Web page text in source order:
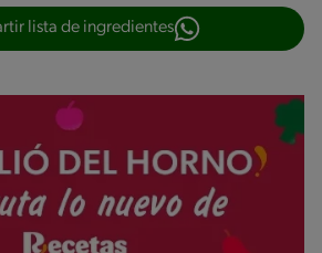
lista de ingredientes